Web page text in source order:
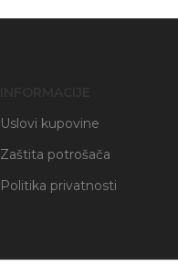
Uslovi kupovine
Zaštita potrošača
Politika privatnosti